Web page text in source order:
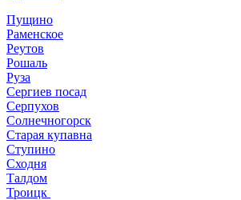
Пущино
Раменское
Реутов
Рошаль
Руза
Сергиев посад
Серпухов
Солнечногорск
Старая купавна
Ступино
Сходня
Талдом
Троицк